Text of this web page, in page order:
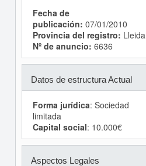
Fecha de
publicación: 07/01/2010
Provincia del registro: Lleida
Nº de anuncio: 6636
Datos de estructura Actual
Forma jurídica: Sociedad
limitada
Capital social: 10.000€
Aspectos Legales